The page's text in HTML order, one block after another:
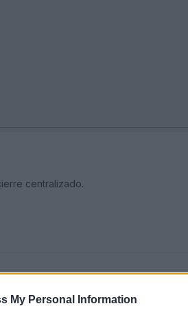
My Personal Information
centralizado.